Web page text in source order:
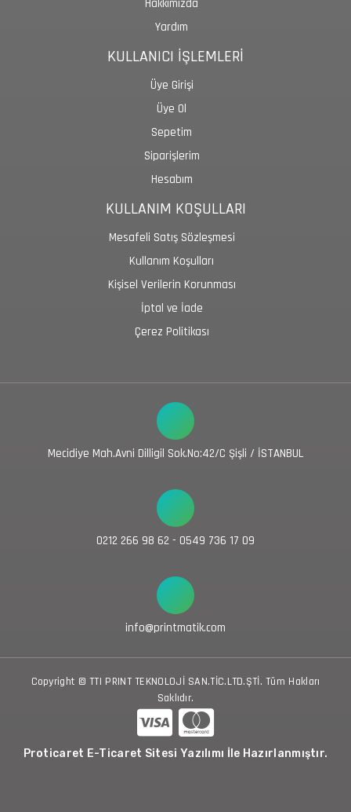
Hakkımızda
Yardım
KULLANICI İŞLEMLERİ
Üye Girişi
Üye Ol
Sepetim
Siparişlerim
Hesabım
KULLANIM KOŞULLARI
Mesafeli Satış Sözleşmesi
Kullanım Koşulları
Kişisel Verilerin Korunması
İptal ve İade
Çerez Politikası
Mecidiye Mah.Avni Dilligil Sok.No:42/C Şişli / İSTANBUL
0212 266 98 62 - 0549 736 17 09
info@printmatik.com
Copyright © TTI PRINT TEKNOLOJİ SAN.TİC.LTD.ŞTİ. Tüm Hakları
Saklıdır.
Proticaret E-Ticaret Sitesi Yazılımı İle Hazırlanmıştır.